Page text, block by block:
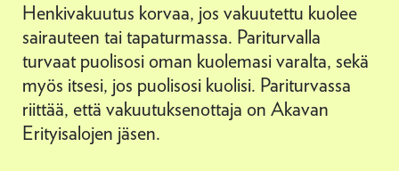
Henkivakuutus korvaa, jos vakuutettu kuolee
sairauteen tai tapaturmassa. Pariturvalla
turvaat puolisosi oman kuolemasi varalta, sekä
myös itsesi, jos puolisosi kuolisi. Pariturvassa
riittää, että vakuutuksenottaja on Akavan
Erityisalojen jäsen.